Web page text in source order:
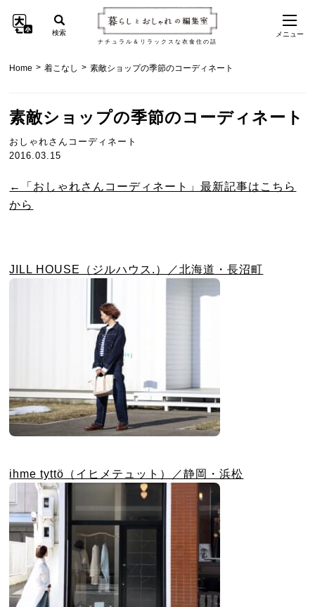
ナチュラル＆リラックスな衣食住の話
検索 メニュー
Home > 着こなし > 素敵ショップの季節のコーディネート
素敵ショップの季節のコーディネート
おしゃれさんコーディネート
2016.03.15
←「おしゃれさんコーディネート」最新記事はこちら
から
JILL HOUSE（ジルハウス.）／北海道・長沼町
ihme tyttö（イヒメテュット）／静岡・浜松